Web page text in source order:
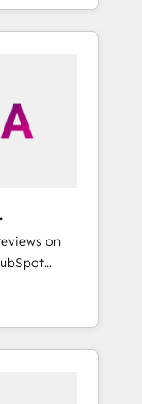
RevOps
and
6
dozens
one of
worked
on
the team
five
of the